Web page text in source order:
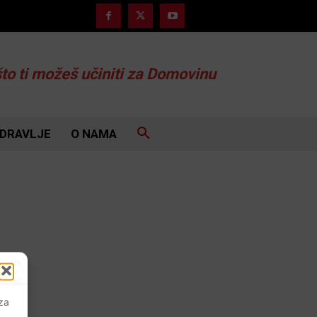
ti možeš učiniti za Domovinu
O NAMA